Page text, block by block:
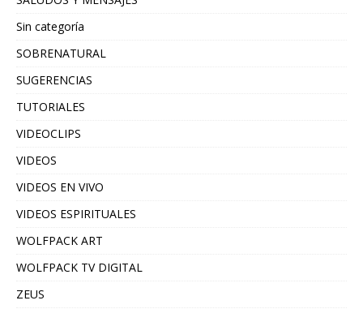
Sin categoría
SOBRENATURAL
SUGERENCIAS
TUTORIALES
VIDEOCLIPS
VIDEOS
VIDEOS EN VIVO
VIDEOS ESPIRITUALES
WOLFPACK ART
WOLFPACK TV DIGITAL
ZEUS